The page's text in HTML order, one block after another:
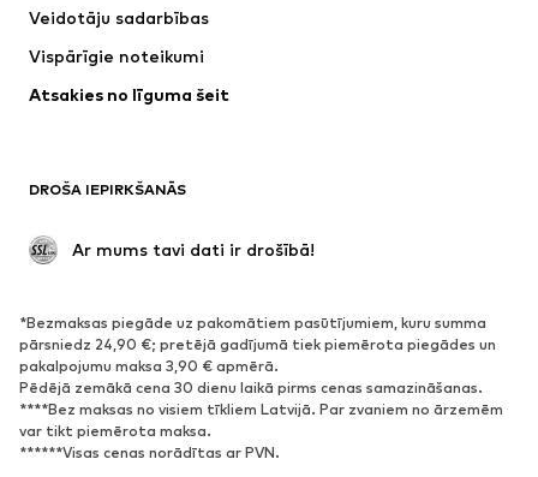
Apakšveļa
Mēteļi
Svinības
Ekskluzīvi
APAVI
Jaunumi
Šobrīd populāri
Brīvā laika apavi
Puszābaki
Augstpapēžu apavi
Zābaki
Veidotāju sadarbības
Vispārīgie noteikumi
Atsakies no līguma šeit
DROŠA IEPIRKŠANĀS
Ar mums tavi dati ir drošībā!
*Bezmaksas piegāde uz pakomātiem pasūtījumiem, kuru summa
pārsniedz 24,90 €; pretējā gadījumā tiek piemērota piegādes un
pakalpojumu maksa 3,90 € apmērā.
Pēdējā zemākā cena 30 dienu laikā pirms cenas samazināšanas.
****Bez maksas no visiem tīkliem Latvijā. Par zvaniem no ārzemēm
var tikt piemērota maksa.
******Visas cenas norādītas ar PVN.